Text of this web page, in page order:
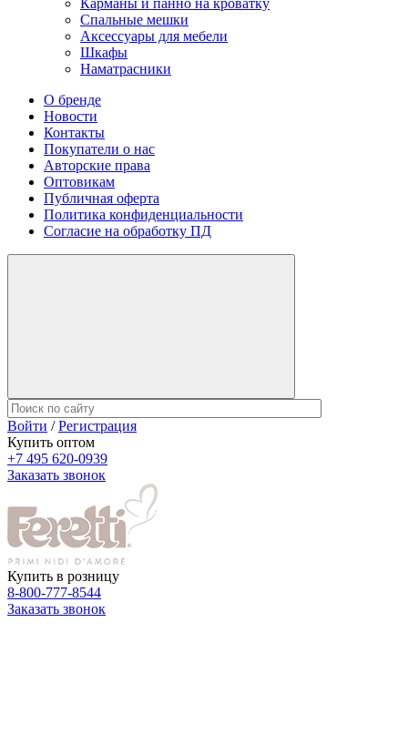
Карманы и панно на кроватку
Спальные мешки
Аксессуары для мебели
Шкафы
Наматрасники
О бренде
Новости
Контакты
Покупатели о нас
Авторские права
Оптовикам
Публичная оферта
Политика конфиденциальности
Согласие на обработку ПД
Войти /Регистрация
Купить оптом
+7 495 620-0939
Заказать звонок
Купить в розницу
8-800-777-8544
Заказать звонок